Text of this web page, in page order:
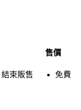
售價
結束販售 免費